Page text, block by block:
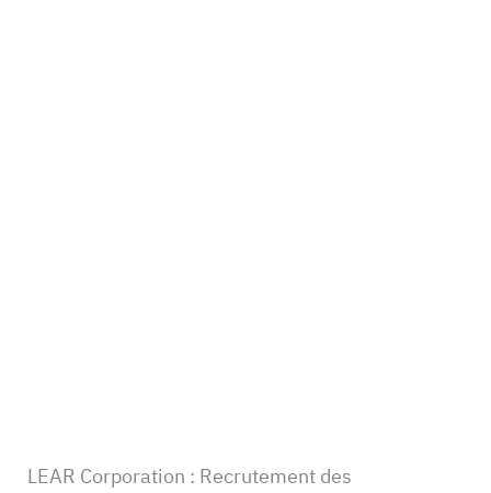
LEAR Corporation : Recrutement des